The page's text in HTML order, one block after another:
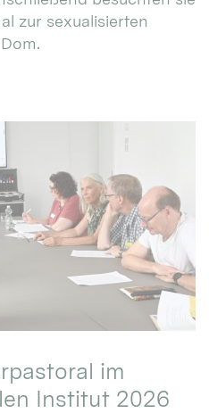
zur sexualisierten
im
Institut 2026